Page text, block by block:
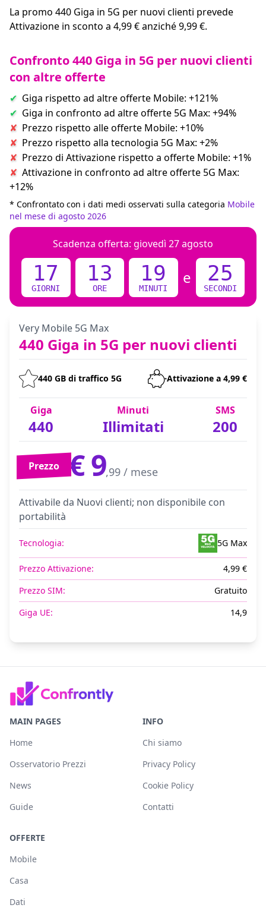
La promo 440 Giga in 5G per nuovi clienti prevede
Attivazione in sconto a 4,99 € anziché 9,99 €.
Confronto 440 Giga in 5G per nuovi clienti
con altre offerte
Giga rispetto ad altre offerte Mobile: +121%
Giga in confronto ad altre offerte 5G Max: +94%
Prezzo rispetto alle offerte Mobile: +10%
Prezzo rispetto alla tecnologia 5G Max: +2%
Prezzo di Attivazione rispetto a offerte Mobile: +1%
Attivazione in confronto ad altre offerte 5G Max:
+12%
* Confrontato con i dati medi osservati sulla categoria Mobile
nel mese di agosto 2026
Scadenza offerta: giovedì 27 agosto
17
GIORNI
13
ORE
19
MINUTI
e 25
SECONDI
Very Mobile 5G Max
440 Giga in 5G per nuovi clienti
440 GB di traffico 5G Attivazione a 4,99 €
Giga
440
Minuti
Illimitati
SMS
200
Prezzo € 9,99 / mese
Attivabile da Nuovi clienti; non disponibile con
portabilità
Tecnologia: 5G Max
Prezzo Attivazione:
4,99 €
Prezzo SIM:
Gratuito
Giga UE:
14,9
MAIN PAGES
Home
Osservatorio Prezzi
News
Guide
INFO
Chi siamo
Privacy Policy
Cookie Policy
Contatti
OFFERTE
Mobile
Casa
Dati